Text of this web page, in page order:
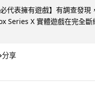
代表擁有遊戲】有調查發現
Series X 實體遊戲在完全斷
分享